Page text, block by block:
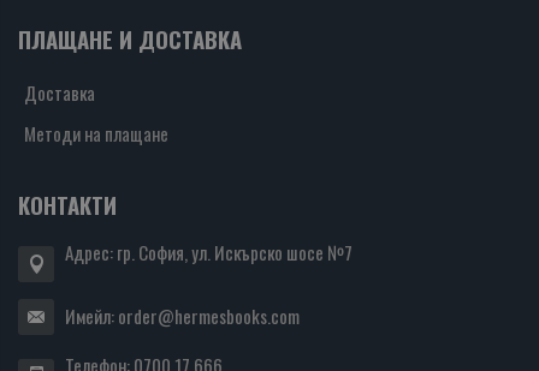
ПЛАЩАНЕ И ДОСТАВКА
Доставка
Методи на плащане
КОНТАКТИ
Адрес: гр. София, ул. Искърско шосе №7
Имейл:order@hermesbooks.com
Телефон:0700 17 666